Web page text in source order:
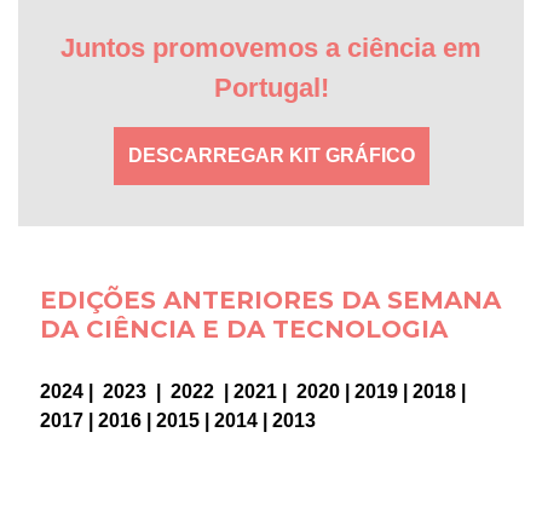
Juntos promovemos a ciência em
Portugal!
DESCARREGAR KIT GRÁFICO
EDIÇÕES ANTERIORES DA SEMANA
DA CIÊNCIA E DA TECNOLOGIA
2024| 2023 2022 2021 2020 2019 2018
2017
2016 2015 2014 2013